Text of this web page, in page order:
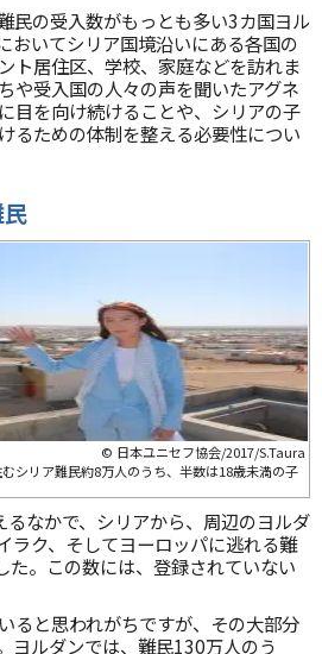
民の受入数がもっとも多い3カ国ヨル
おいてシリア国境沿いにある各国の
ト居住区、学校、家庭などを訪れま
や受入国の人々の声を聞いたアグネ
目を向け続けることや、シリアの子
るための体制を整える必要性につい
© 日本ユニセフ協会/2017/S.Taura
シリア難民約8万人のうち、半数は18歳未満の子
なかで、シリアから、周辺のヨルダ
ラク、そしてヨーロッパに逃れる難
た。この数には、登録されていない
ると思われがちですが、その大部分
ヨルダンでは、難民130万人のう